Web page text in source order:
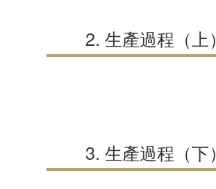
2. 生產過程（上）
3. 生產過程（下）